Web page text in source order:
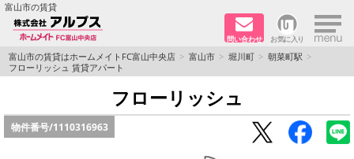
富山市の賃貸
問い合わせ お気に入り ×
TOPページ
ペット同居はご相談ください
路線·駅から探す
富山市の賃貸はホームメイトFC富山中央店 富山市 堀川町
朝菜町駅
フローリッシュ 賃貸アパート
フローリッシュ
物件番号/1110316963